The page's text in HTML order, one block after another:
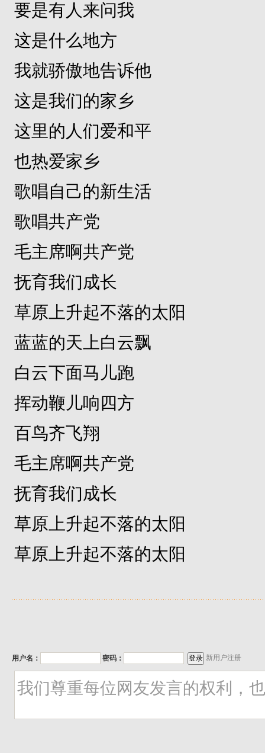
要是有人来问我
这是什么地方
我就骄傲地告诉他
这是我们的家乡
这里的人们爱和平
也热爱家乡
歌唱自己的新生活
歌唱共产党
毛主席啊共产党
抚育我们成长
草原上升起不落的太阳
蓝蓝的天上白云飘
白云下面马儿跑
挥动鞭儿响四方
百鸟齐飞翔
毛主席啊共产党
抚育我们成长
草原上升起不落的太阳
草原上升起不落的太阳
用户名： 密码： 新用户注册